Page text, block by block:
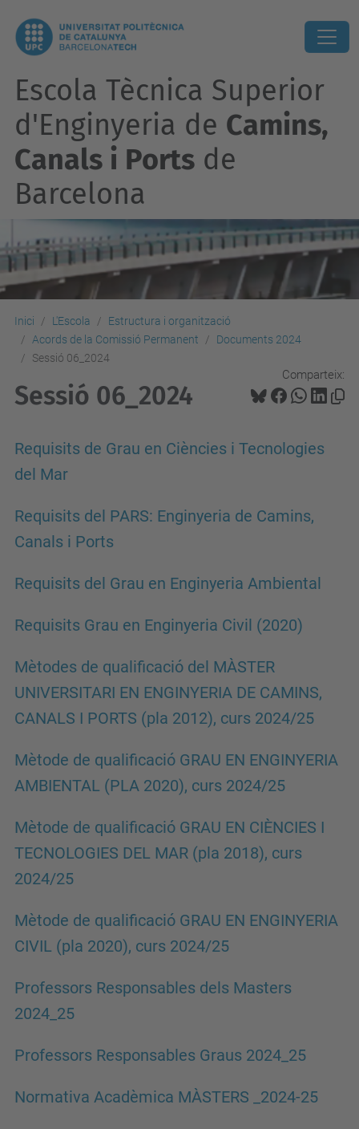
Escola Tècnica Superior
d'Enginyeria de Camins,
Canals i Ports de
Barcelona
Inici L'Escola
Estructura i organització
Acords de la Comissió Permanent
Documents 2024
Sessió 06_2024
Comparteix:
Sessió 06_2024
Requisits de Grau en Ciències i Tecnologies
del Mar
Requisits del PARS: Enginyeria de Camins,
Canals i Ports
Requisits del Grau en Enginyeria Ambiental
Requisits Grau en Enginyeria Civil (2020)
Mètodes de qualificació del MÀSTER
UNIVERSITARI EN ENGINYERIA DE CAMINS,
CANALS I PORTS (pla 2012), curs 2024/25
Mètode de qualificació GRAU EN ENGINYERIA
AMBIENTAL (PLA 2020), curs 2024/25
Mètode de qualificació GRAU EN CIÈNCIES I
TECNOLOGIES DEL MAR (pla 2018), curs
2024/25
Mètode de qualificació GRAU EN ENGINYERIA
CIVIL (pla 2020), curs 2024/25
Professors Responsables dels Masters
2024_25
Professors Responsables Graus 2024_25
Normativa Acadèmica MÀSTERS _2024-25